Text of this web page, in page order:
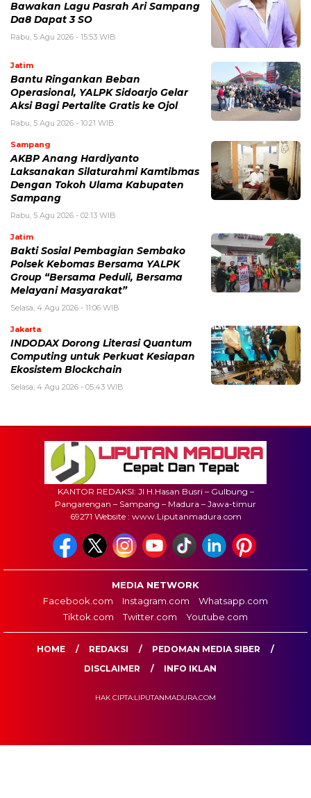
Bawakan Lagu Pasrah Ari Sampang
Da8 Dapat 3 SO
Rabu, 5 Agu 2026 - 15:53 WIB
Jatim
Bantu Ringankan Beban
Operasional, YALPK Sidoarjo Gelar
Aksi Bagi Pertalite Gratis ke Ojol
Rabu, 5 Agu 2026 - 10:21 WIB
Sampang
AKBP Anang Hardiyanto
Laksanakan Silaturahmi Kamtibmas
Dengan Tokoh Ulama Kabupaten
Sampang
Rabu, 5 Agu 2026 - 02:13 WIB
Jatim
Bakti Sosial Pembagian Sembako
Polsek Kebomas Bersama YALPK
Group “Bersama Peduli, Bersama
Melayani Masyarakat”
Selasa, 4 Agu 2026 - 11:06 WIB
Jakarta
INDODAX Dorong Literasi Quantum
Computing untuk Perkuat Kesiapan
Ekosistem Blockchain
Selasa, 4 Agu 2026 - 05:43 WIB
KANTOR REDAKSI: Jl H.Hasan Busri – Gulbung –
Pangarengan – Sampang – Madura – Jawa-timur
69271 Website : www.Liputanmadura.com
MEDIA NETWORK
Facebook.com
Instagram.com
Whatsapp.com
Tiktok.com
Twitter.com Youtube.com
HOME REDAKSI
PEDOMAN MEDIA SIBER
DISCLAIMER
INFO IKLAN
HAK CIPTA:LIPUTANMADURA.COM